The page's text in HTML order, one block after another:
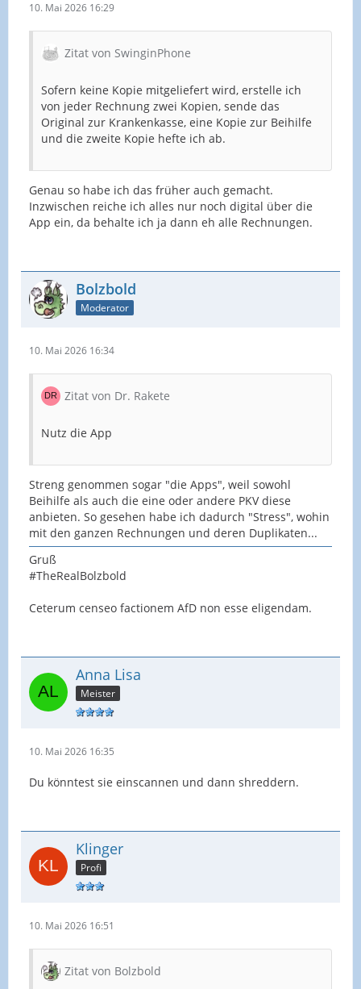
10. Mai 2026 16:29
Zitat von SwinginPhone
Sofern keine Kopie mitgeliefert wird, erstelle ich
von jeder Rechnung zwei Kopien, sende das
Original zur Krankenkasse, eine Kopie zur Beihilfe
und die zweite Kopie hefte ich ab.
Genau so habe ich das früher auch gemacht.
Inzwischen reiche ich alles nur noch digital über die
App ein, da behalte ich ja dann eh alle Rechnungen.
Bolzbold
Moderator
10. Mai 2026 16:34
Zitat von Dr. Rakete
Nutz die App
Streng genommen sogar "die Apps", weil sowohl
Beihilfe als auch die eine oder andere PKV diese
anbieten. So gesehen habe ich dadurch "Stress", wohin
mit den ganzen Rechnungen und deren Duplikaten...
Gruß
#TheRealBolzbold
Ceterum censeo factionem AfD non esse eligendam.
Anna Lisa
Meister
10. Mai 2026 16:35
Du könntest sie einscannen und dann shreddern.
Klinger
Profi
10. Mai 2026 16:51
Zitat von Bolzbold